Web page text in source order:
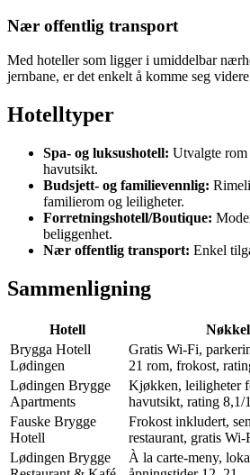
Nær offentlig transport
Med hoteller som ligger i umiddelbar
jernbane, er det enkelt å komme seg
Hotelltyper
Spa- og luksushotell: Utvalgte
havutsikt.
Budsjett- og familievennlig:
familierom og leiligheter.
Forretningshotell/Boutique:
beliggenhet.
Nær offentlig transport: Enkel
Sammenligning
Hotell
Brygga Hotell
Lødingen
Gratis Wi-Fi,
21 rom, frokost,
Lødingen Brygge
Apartments
Kjøkken, leiligheter
havutsikt, rating 8,1/
Fauske Brygge
Hotell
Frokost inkludert,
restaurant, gratis
Lødingen Brygge
À la carte-meny,